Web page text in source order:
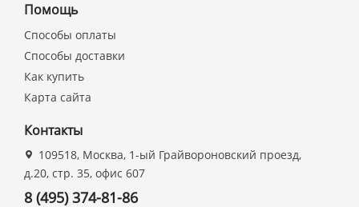
Помощь
Способы оплаты
Способы доставки
Как купить
Карта сайта
Контакты
109518, Москва, 1-ый Грайвороновский проезд,
д.20, стр. 35, офис 607
8 (495) 374-81-86